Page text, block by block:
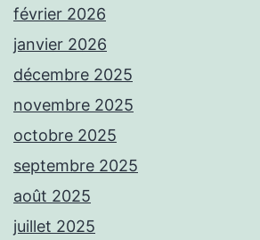
février 2026
janvier 2026
décembre 2025
novembre 2025
octobre 2025
septembre 2025
août 2025
juillet 2025